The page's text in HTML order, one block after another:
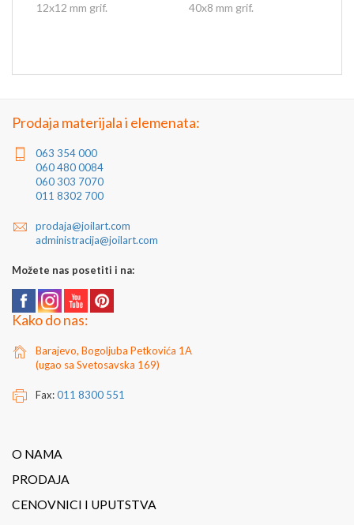
12x12 mm grif.
40x8 mm grif.
Prodaja materijala i elemenata:
063 354 000
060 480 0084
060 303 7070
011 8302 700
prodaja@joilart.com
administracija@joilart.com
Možete nas posetiti i na:
Kako do nas:
Barajevo, Bogoljuba Petkovića 1A
(ugao sa Svetosavska 169)
Fax:011 8300 551
O NAMA
PRODAJA
CENOVNICI I UPUTSTVA